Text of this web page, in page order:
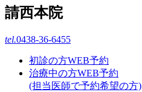
請西本院
tel.0438-36-6455
初診の方WEB予約
治療中の方WEB予約
(担当医師で予約希望の方)